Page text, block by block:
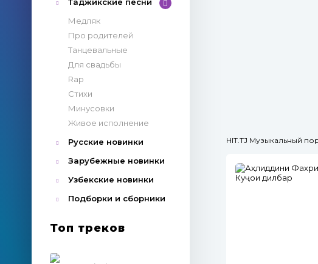
Медляк
Про родителей
Танцевальные
Для свадьбы
Rap
Стихи
Минусовки
Живое исполнение
Русские новинки
Зарубежные новинки
Узбекские новинки
Подборки и сборники
Топ треков
HIT.TJ Музыкальный